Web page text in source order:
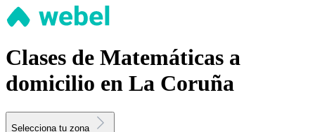
Clases de Matemáticas a
domicilio en La Coruña
Selecciona tu zona